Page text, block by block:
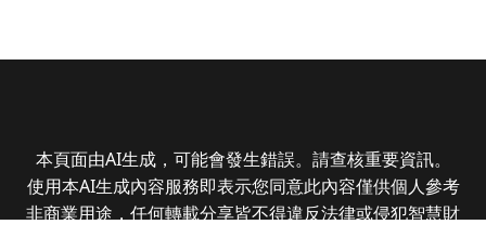
本頁面由AI生成，可能會發生錯誤。請查核重要資訊。
使用本AI生成內容服務即表示您同意此內容僅供個人參考
非商業用途，任何轉載分享皆不得違反法律或侵犯智慧財